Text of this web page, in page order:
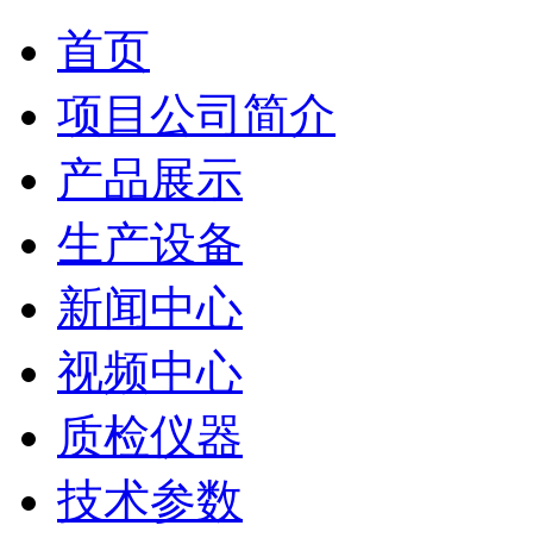
首页
项目公司简介
产品展示
生产设备
新闻中心
视频中心
质检仪器
技术参数